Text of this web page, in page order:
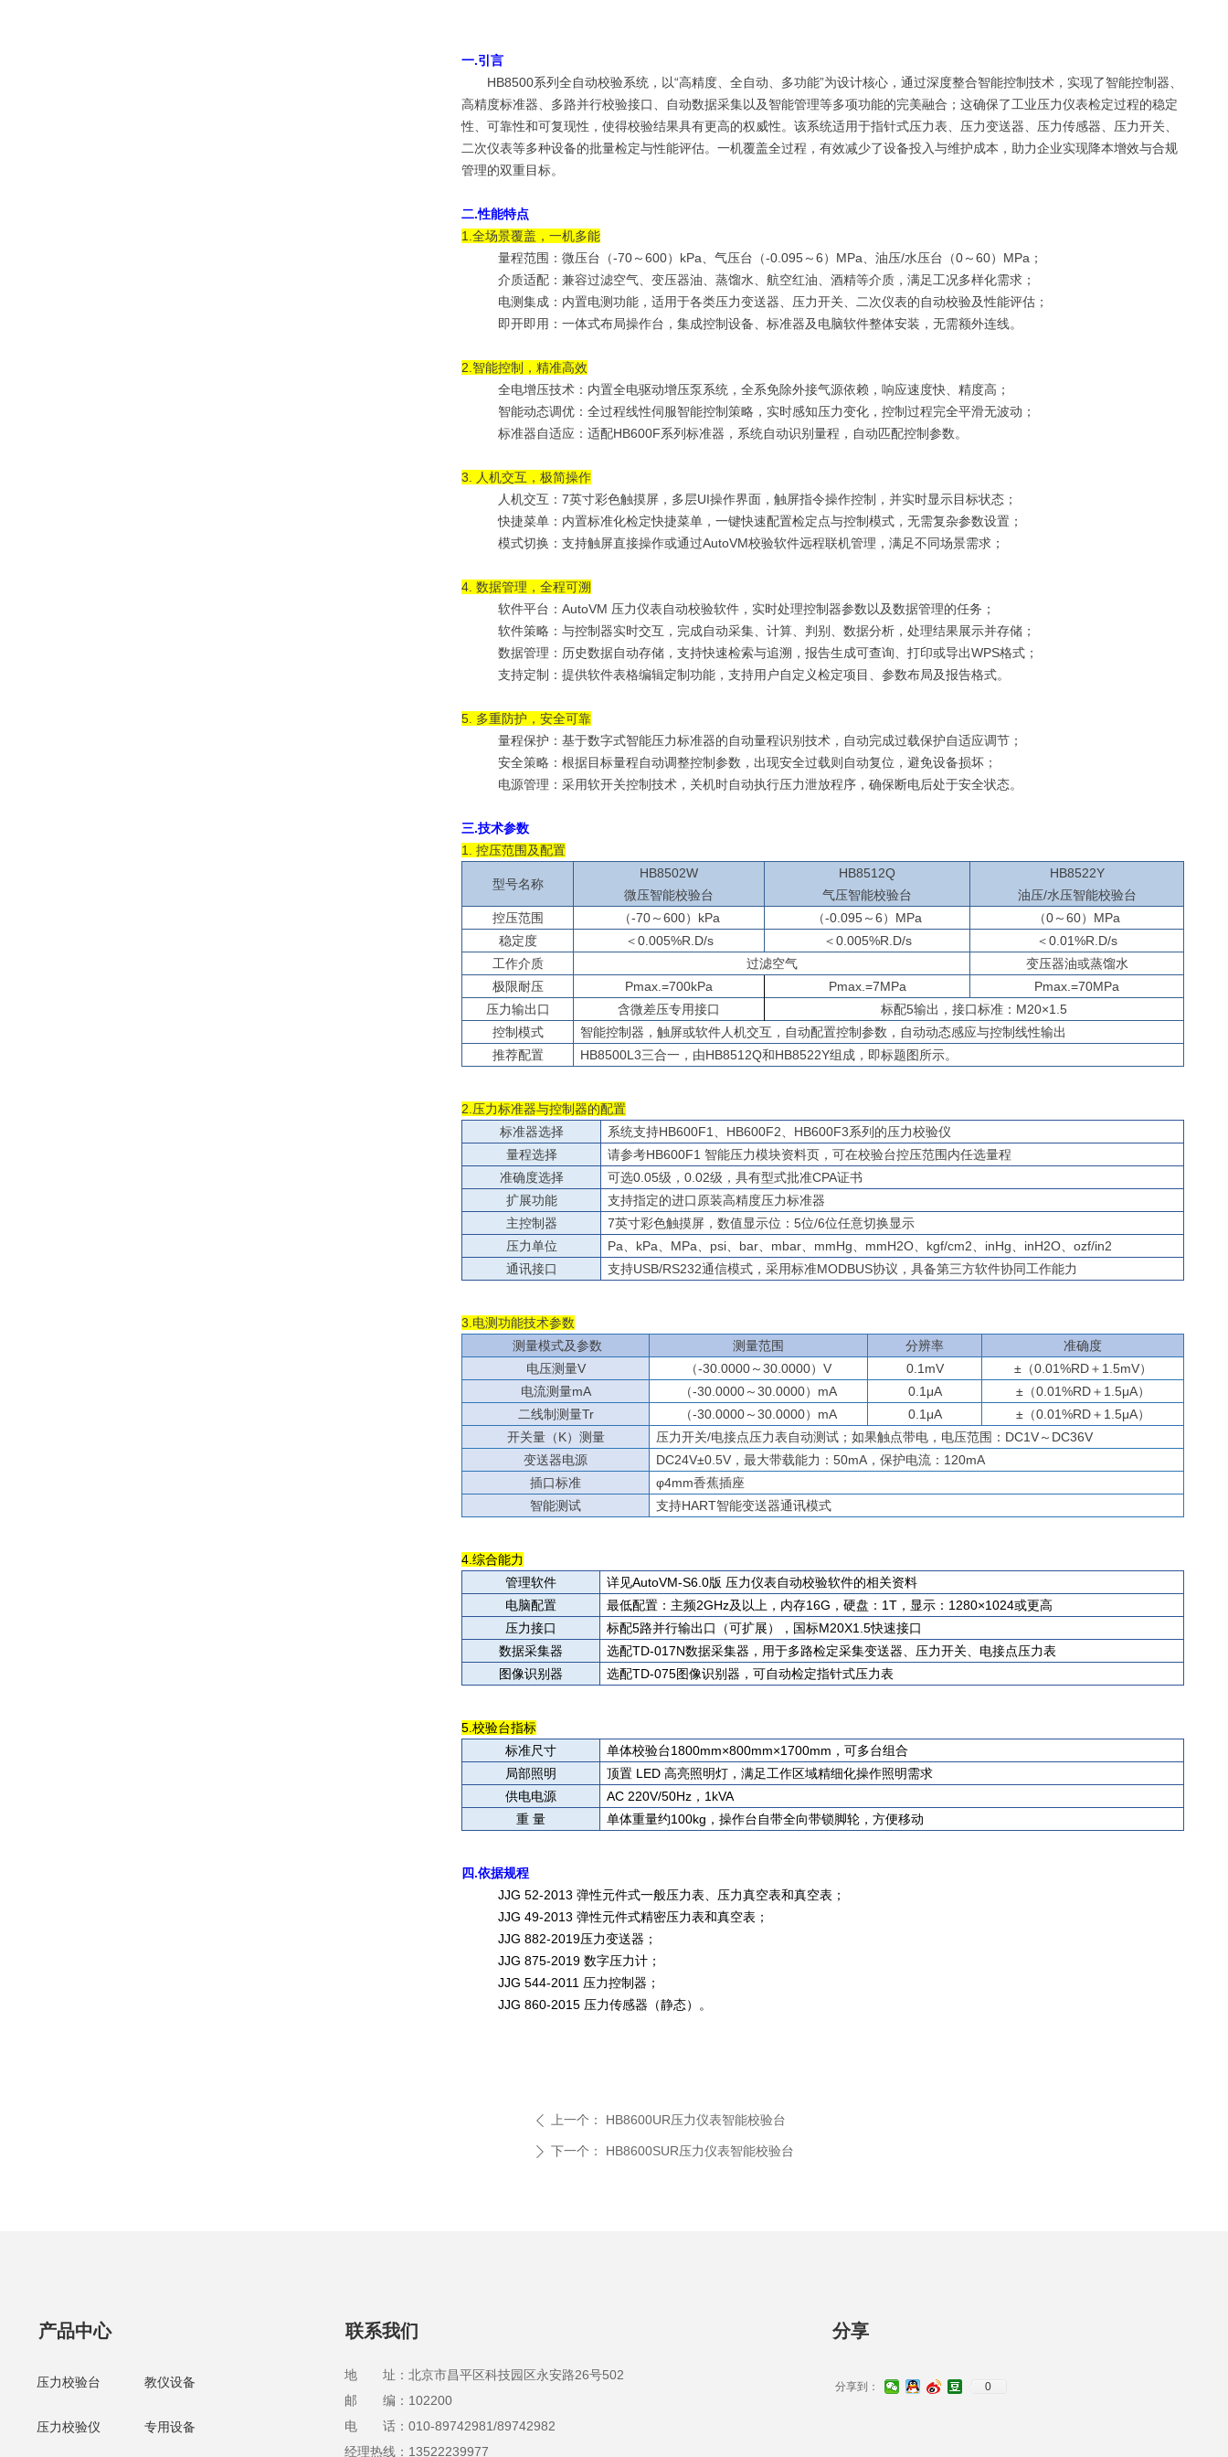
ꄴ 上一个： HB8600UR压力仪表智能校验台
ꄲ 下一个： HB8600SUR压力仪表智能校验台
一.引言
HB8500系列全自动校验系统，以“高精度、全自动、多功能”为设计核心，通过深度整合智能控制技术，实现了智能控制器、
高精度标准器、多路并行校验接口、自动数据采集以及智能管理等多项功能的完美融合 ； 这确保了工业压力仪表检定过程的稳定
性、可靠性和可复现性，使得校验结果具有更高的权威性。该系统适用于指针式压力表、压力变送器、压力传感器、压力开关、
二次仪表等多种设备的批量检定与性能评估。一机覆盖全过程，有效减少了设备投入与维护成本 ， 助力企业实现降本增效与合规
管理的双重目标。
二.性能特点
1.全场景覆盖，一机多能
量程范围： 微压台 （-70～600）kPa、气压台 （-0.095～6）MPa、油压/水压台 （0～60）MPa ；
介质适配：兼容过滤空气、变压器油、蒸馏水、航空红油、酒精等介质，满足工况多样化需求 ；
电测集成：内置电测功能，适用于各类压力变送器、压力开关、二次仪表的自动校验及性能评估 ；
即开即用：一体式布局操作台，集成控制设备、标准器及电脑软件整体安装，无需额外连线。
2.智能控制，精准高效
全电增压技术：内置全电驱动增压泵系统，全系免除外接气源依赖，响应速度快、精度高；
智能动态调优：全过程线性伺服智能控制策略， 实时感知压力变化 ，控制过程完全平滑无波动；
标准器自适应：适配HB600F系列标准器，系统自动识别量程，自动匹配控制参数。
3. 人机交互，极简操作
人机交互：7英寸彩色触摸屏，多层UI操作界面，触屏指令操作控制，并实时显示目标状态；
快捷菜单：内置标准化检定快捷菜单，一键快速配置检定点与控制模式，无需复杂参数设置；
模式切换：支持触屏直接操作或通过AutoVM校验软件远程联机管理，满足不同场景需求；
4. 数据管理，全程可溯
软件平台：AutoVM 压力仪表自动校验软件，实时处理控制器参数以及数据管理的任务；
软件策略：与控制器实时交互，完成自动采集、计算、判别、数据分析，处理结果展示并存储；
数据管理：历史数据自动存储，支持快速检索与追溯，报告生成可查询、打印或导出WPS格式；
支持定制： 提供软件表格编辑定制功能 ，支持用户自定义检定项目、参数布局及报告格式。
5. 多重防护，安全可靠
量程保护：基于数字式智能压力标准器的自动量程识别技术，自动完成过载保护自适应调节；
安全策略：根据目标量程自动调整控制参数，出现安全过载则自动复位，避免设备损坏；
电源管理：采用软开关控制技术，关机时自动执行压力泄放程序，确保断电后处于安全状态。
三.技术参数
1. 控压范围及配置
型号名称
HB8502W
微压智能校验台
HB8512Q
气压智能校验台
HB8522Y
油压/水压智能校验台
控压范围
（-70～600）kPa （-0. 095～6）MPa
（0～60）MPa
稳定度
＜0.005%R D/s ＜0.005%R D/s ＜0.01%R D/s
工作介质
过滤空气
变压器油或蒸馏水
极限耐压 Pmax =700kPa Pmax.=7MPa Pmax .=70MPa
压力输出口
含微差压专用接口 标配5输出 ， 接口标准：M20×1.5
控制模式
智能控制器，触屏或软件人机交互，自动配置控制参数，自动动态感应与控制线性输出
推荐配置
HB8500L3三合一，由HB8512Q和HB8522Y组成，即标题图所示。
2.压力标准器与控制器的配置
标准器选择
系统支持HB600F1、HB600F2、HB600F3系列的压力校验仪
量程选择
请参考HB600F1 智能压力模块资料页，可在校验台控压范围内任选量程
准确度选择
可选0.05级，0.02级，具有型式批准CPA证书
扩展功能
支持指定的进口原装高精度压力标准器
主控制器
7英寸彩色触摸屏，数值显示位：5位/6位任意切换显示
压力单位
Pa、kPa、MPa、psi、bar、mbar、mmHg、mmH2O、kgf/cm2、inHg、inH2O、ozf/in2
通讯接口
支持USB/RS232通信模式，采用标准MODBUS协议，具备第三方软件协同工作能力
3.电测功能技术参数
测量模式及参数
测量范围 分辨率
准确度
电压测量V （-30.0000～30.0000）V 0.1mV
±（0.01%RD＋1.5mV）
电流测量mA （-30.0000～30.0000）mA 0.1μA
±（0.01%RD＋1.5μA）
二线制测量Tr
（-30.0000～30.0000）mA 0.1μA
±（0.01%RD＋1.5μA）
开关量（K） 测量 压力开关/电接点压力表自动测试；如果触点带电，电压范围：DC1V～DC36V
变送器电源
DC24V±0.5V，最大带载能力：50mA，保护电流：120mA
插口标准
φ4mm香蕉插座
智能测试
支持HART智能变送器通讯模式
4.综合能力
管理软件
详见AutoVM-S6.0版 压力仪表自动校验软件的相关资料
电脑配置
最低配置：主频2GHz及以上，内存16G，硬盘：1T，显示：1280×1024或更高
压力接口
标配5路并行输出口（可扩展），国标M20X1.5快速接口
数据采集器
选配TD-017N数据采集器，用于多路检定采集变送器、压力开关、电接点压力表
图像识别器
选配TD-075图像识别器，可自动检定指针式压力表
5.校验台指标
标准尺寸
单体校验台1800mm×800mm×1700mm，可多台组合
局部照明
顶置 LED 高亮照明灯，满足工作区域精细化操作照明需求
供电电源
AC 220V/50Hz，1kVA
重 量
单体重量约100kg，操作台自带全向带锁脚轮，方便移动
四.依据规程
JJG 52-2013 弹性元件式一般压力表、压力真空表和真空表；
JJG 49-2013 弹性元件式精密压力表和真空表；
JJG 882-2019压力变送器；
JJG 875-2019 数字压力计；
JJG 544-2011 压力控制器；
JJG 860-2015 压力传感器（静态）。
分享
分享到： 0
产品中心
压力校验台
压力校验仪
教仪设备
专用设备
地 址：北京市昌平区科技园区永安路26号502
邮 编：102200
电 话：010-89742981/89742982
经理热线：13522239977
联系我们